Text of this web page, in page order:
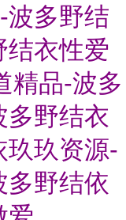
波多野结
结衣性爱
精品-波多
多野结衣
玖玖资源-
多野结依